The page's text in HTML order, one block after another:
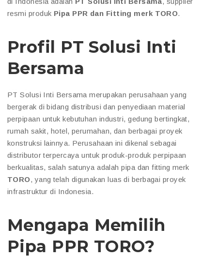
resmi produk Pipa PPR dan Fitting merk TORO.
Profil PT Solusi Inti
Bersama
PT Solusi Inti Bersama merupakan perusahaan yang
bergerak di bidang distribusi dan penyediaan material
perpipaan untuk kebutuhan industri, gedung bertingkat,
rumah sakit, hotel, perumahan, dan berbagai proyek
konstruksi lainnya. Perusahaan ini dikenal sebagai
distributor terpercaya untuk produk-produk perpipaan
berkualitas, salah satunya adalah pipa dan fitting merk
TORO, yang telah digunakan luas di berbagai proyek
infrastruktur di Indonesia.
Mengapa Memilih
Pipa PPR TORO?